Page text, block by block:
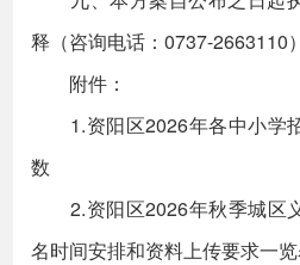
释（咨询电话：0737-2663110）
附件：
1.资阳区2026年各中小学
数
2.资阳区2026年秋季城区
名时间安排和资料上传要求一